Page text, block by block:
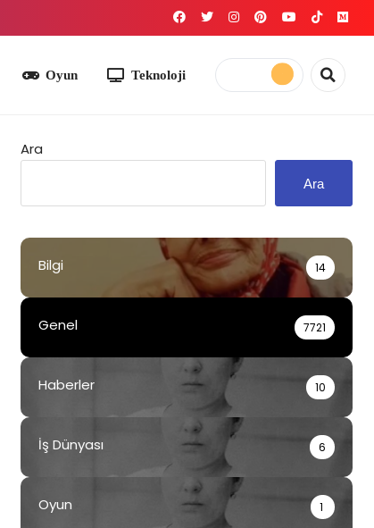
Teknoloji
Ara
Ara
Bilgi 14
Genel 7721
Haberler 10
İş Dünyası 6
Oyun 1